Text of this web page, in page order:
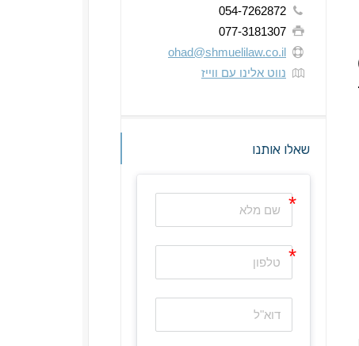
054-7262872
077-3181307
ohad@shmuelilaw.co.il
נווט אלינו עם ווייז
שאלו אותנו